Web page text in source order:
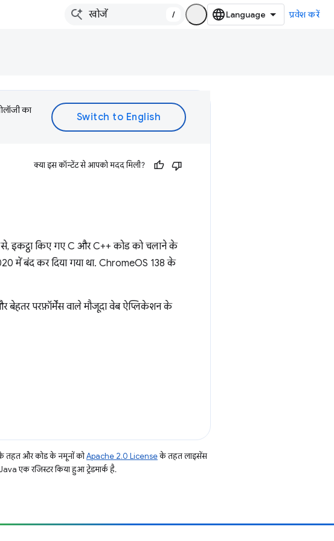
/ प्रवेश करें
का
क्या इस कॉन्टेंट से आपको मदद मिली?
से, इकट्ठा किए गए C और C++ कोड को चलाने के
में बंद कर दिया गया था. ChromeOS 138 के
परफ़ॉर्मेंस वाले मौजूदा वेब ऐप्लिकेशन के
तहत और कोड के नमूनों कोApache 2.0 Licenseके तहत लाइसेंस
एक रजिस्टर किया हुआ ट्रेडमार्क है.